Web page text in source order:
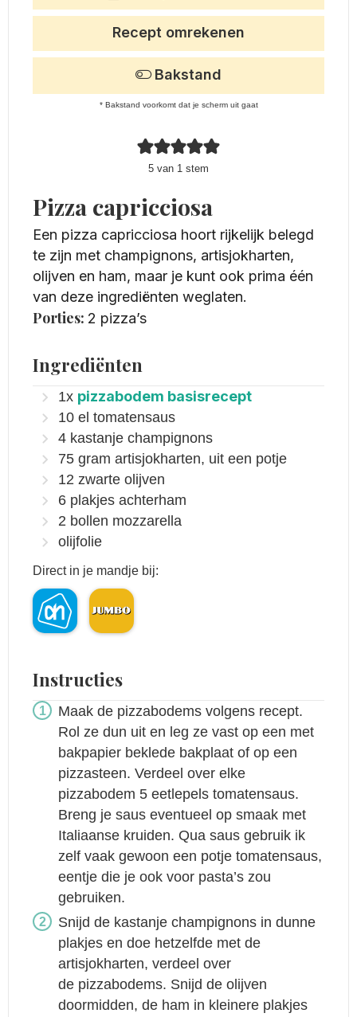
5 van 1 stem
Recept omrekenen
Bakstand
* Bakstand voorkomt dat je scherm uit gaat
Pizza capricciosa
Een pizza capricciosa hoort rijkelijk belegd
te zijn met champignons, artisjokharten,
olijven en ham, maar je kunt ook prima één
van deze ingrediënten weglaten.
Porties: 2 pizza’s
Ingrediënten
1x pizzabodem basisrecept
10 el tomatensaus
4 kastanje champignons
75 gram artisjokharten, uit een potje
12 zwarte olijven
6 plakjes achterham
2 bollen mozzarella
olijfolie
Direct in je mandje bij:
Instructies
Maak de pizzabodems volgens recept.
Rol ze dun uit en leg ze vast op een met
bakpapier beklede bakplaat of op een
pizzasteen. Verdeel over elke
pizzabodem 5 eetlepels tomatensaus.
Breng je saus eventueel op smaak met
Italiaanse kruiden. Qua saus gebruik ik
zelf vaak gewoon een potje tomatensaus,
eentje die je ook voor pasta’s zou
gebruiken.
Snijd de kastanje champignons in dunne
plakjes en doe hetzelfde met de
artisjokharten, verdeel over
de pizzabodems. Snijd de olijven
doormidden, de ham in kleinere plakjes